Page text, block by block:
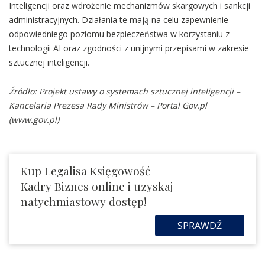
Inteligencji oraz wdrożenie mechanizmów skargowych i sankcji
administracyjnych. Działania te mają na celu zapewnienie
odpowiedniego poziomu bezpieczeństwa w korzystaniu z
technologii AI oraz zgodności z unijnymi przepisami w zakresie
sztucznej inteligencji.
Źródło: Projekt ustawy o systemach sztucznej inteligencji –
Kancelaria Prezesa Rady Ministrów – Portal Gov.pl
(www.gov.pl)
Kup Legalisa Księgowość
Kadry Biznes online i uzyskaj
natychmiastowy dostęp!
SPRAWDŹ